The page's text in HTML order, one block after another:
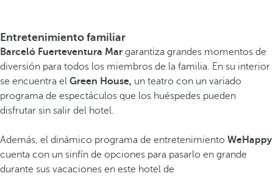
Entretenimiento familiar
Barceló Fuerteventura Mar garantiza grandes momentos de
diversión para todos los miembros de la familia. En su interior
se encuentra el Green House, un teatro con un variado
programa de espectáculos que los huéspedes pueden
disfrutar sin salir del hotel.
Además, el dinámico programa de entretenimiento WeHappy
cuenta con un sinfín de opciones para pasarlo en grande
durante sus vacaciones en este hotel de